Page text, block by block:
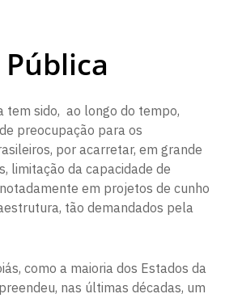
tem sido, ao longo do tempo,
preocupação para os
por acarretar, em grande
limitação da capacidade de
em projetos de cunho
tão demandados pela
como a maioria dos Estados da
nas últimas décadas, um